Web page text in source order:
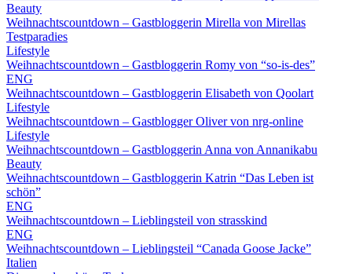
Beauty
Weihnachtscountdown – Gastbloggerin Mirella von Mirellas
Testparadies
Lifestyle
Weihnachtscountdown – Gastbloggerin Romy von “so-is-des”
ENG
Weihnachtscountdown – Gastbloggerin Elisabeth von Qoolart
Lifestyle
Weihnachtscountdown – Gastblogger Oliver von nrg-online
Lifestyle
Weihnachtscountdown – Gastbloggerin Anna von Annanikabu
Beauty
Weihnachtscountdown – Gastbloggerin Katrin “Das Leben ist
schön”
ENG
Weihnachtscountdown – Lieblingsteil von strasskind
ENG
Weihnachtscountdown – Lieblingsteil “Canada Goose Jacke”
Italien